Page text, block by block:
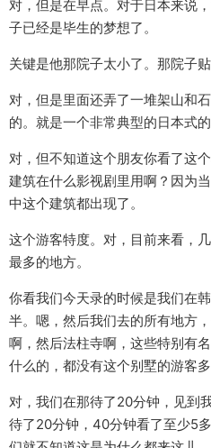
对，但是在早点。对于日本来说
子已经是毕生的梦想了。
关键是他那院子太小了。那院子贴
对，但是里面还弄了一堆架山和
的。就是一个非常典型的日本式的
对，但不知道这个朋友你看了这
建筑在什么影视剧里用啊？因为
中这个建筑都出现了。
这个游客特度。对，目前来看，
最多的地方。
你看我们今天录的时候是我们在
半。嗯，然后我们去的所有地方
啊，然后法柱寺啊，这些特别有
什么的，都没有这个别墅的游客多
对，我们在那待了20分钟，见到
待了20分钟，40分钟看了至少5